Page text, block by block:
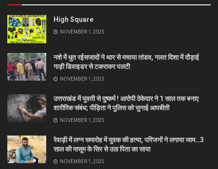
High Square
NOVEMBER 1, 2025
नशे में धुत रईसजादों ने थार से मचाया तांडव, गलत दिशा में दौड़ाई
गाड़ी डिवाइडर से टकराकर पलटी
NOVEMBER 1, 2025
उत्तराखंड में युवती से दुष्कर्म ! आरोपी ठेकेदार ने 1 साल तक बनाए
शारीरिक संबंध; पीड़िता ने पुलिस को सुनाई आपबीती
NOVEMBER 1, 2025
रेवाड़ी में लग्न समारोह में युवक की हत्या, परिजनों ने लगाया जाम…3
साल की मासूम के सिर से उठा पिता का साया
NOVEMBER 1, 2025